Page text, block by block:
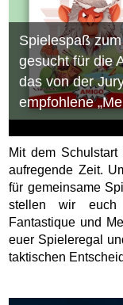
Spielespaß
gesucht für die
das von der
empfohlene
Mit dem
aufregende Zeit.
für gemeinsame
stellen wir euch
Fantastique und
euer Spieleregal
taktischen